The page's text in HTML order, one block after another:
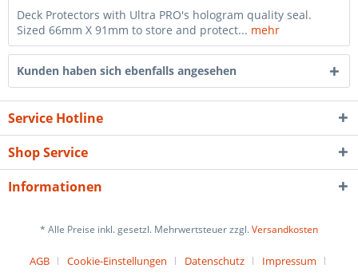
Deck Protectors with Ultra PRO's hologram quality seal.
Sized 66mm X 91mm to store and protect... mehr
Kunden haben sich ebenfalls angesehen
Service Hotline
Shop Service
Informationen
* Alle Preise inkl. gesetzl. Mehrwertsteuer zzgl.Versandkosten
AGB Cookie-Einstellungen Datenschutz Impressum